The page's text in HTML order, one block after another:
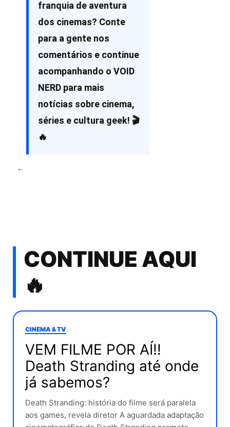
franquia de aventura
dos cinemas? Conte
para a gente nos
comentários e continue
acompanhando o VOID
NERD para mais
notícias sobre cinema,
séries e cultura geek! 🎬
🔥
“`
CONTINUE AQUI
🔥
CINEMA & TV
VEM FILME POR AÍ!!
Death Stranding até onde
já sabemos?
Death Stranding: história do filme será paralela
aos games, revela diretor A aguardada adaptação